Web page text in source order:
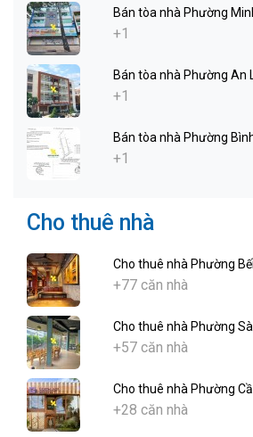
Bán tòa nhà Phường
+1
Bán tòa nhà Phường An
+1
Bán tòa nhà Phường
+1
Cho thuê nhà
Cho thuê nhà Phường
+77 căn nhà
Cho thuê nhà Phường
+57 căn nhà
Cho thuê nhà Phường
+28 căn nhà